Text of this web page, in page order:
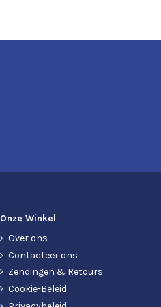
Onze Winkel
Over ons
Contacteer ons
Zendingen & Retours
Cookie-Beleid